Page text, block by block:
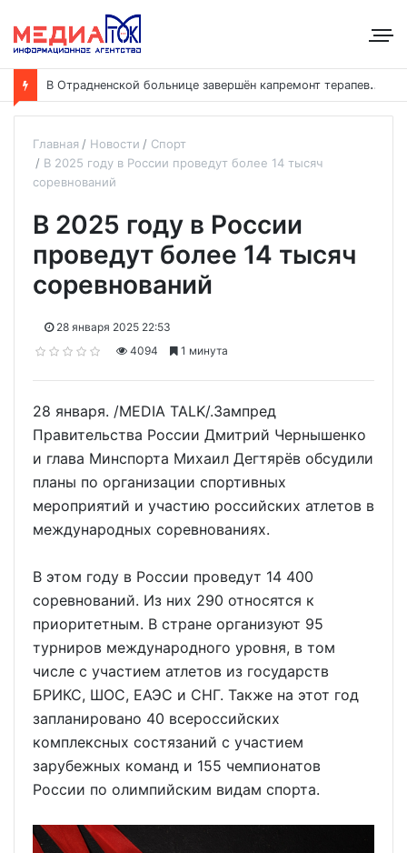
В
Отрадненской больнице завершён капремонт терапевтического корпуса
Главная Новости
Спорт
В 2025 году в России проведут более 14 тысяч
соревнований
В 2025 году в России
проведут более 14 тысяч
соревнований
28 января 2025 22:53
4094
1 минута
28 января. /MEDIA TALK/.Зампред
Правительства России Дмитрий Чернышенко
и глава Минспорта Михаил Дегтярёв обсудили
планы по организации спортивных
мероприятий и участию российских атлетов в
международных соревнованиях.
В этом году в России проведут 14 400
соревнований. Из них 290 относятся к
приоритетным. В стране организуют 95
турниров международного уровня, в том
числе с участием атлетов из государств
БРИКС, ШОС, ЕАЭС и СНГ. Также на этот год
запланировано 40 всероссийских
комплексных состязаний с участием
зарубежных команд и 155 чемпионатов
России по олимпийским видам спорта.